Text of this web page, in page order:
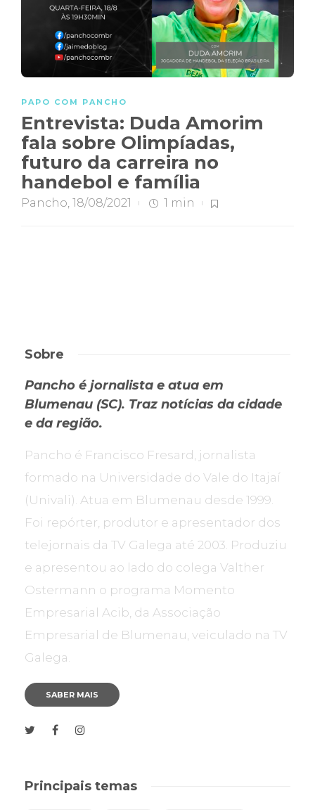
PAPO COM PANCHO
Entrevista: Duda Amorim
fala sobre Olimpíadas,
futuro da carreira no
handebol e família
Pancho, 18/08/2021 1 min
Sobre
Pancho é jornalista e atua em
Blumenau (SC). Traz notícias da cidade
e da região.
Pancho é Francisco Fresard, jornalista
formado na Universidade do Vale do Itajaí
(Univali). Atua em Blumenau desde 1999.
Foi repórter, produtor e apresentador dos
telejornais da TV Galega até 2003. Produziu
e apresentou ao lado do colega Valther
Ostermann o programa Momento
Empresarial Acib, da Associação
Empresarial de Blumenau, veiculado na TV
Galega.
SABER MAIS
Principais temas